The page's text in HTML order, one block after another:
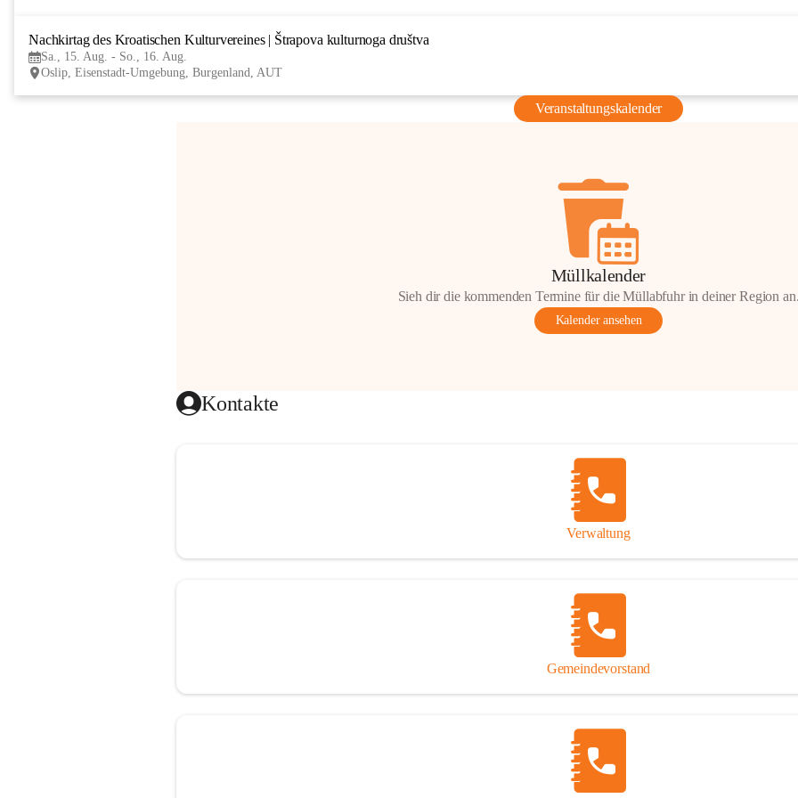
Nachkirtag des Kroatischen Kulturvereines | Štrapova kulturnoga društva
Sa., 15. Aug. - So., 16. Aug.
Oslip, Eisenstadt-Umgebung, Burgenland, AUT
Veranstaltungskalender
Müllkalender
Sieh dir die kommenden Termine für die Müllabfuhr in deiner Region an.
Kalender ansehen
Kontakte
Verwaltung
Gemeindevorstand